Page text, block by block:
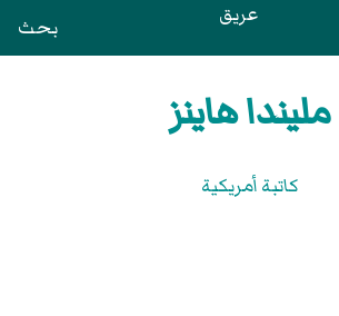
عريق بحث
مليندا هاينز
كاتبة أمريكية